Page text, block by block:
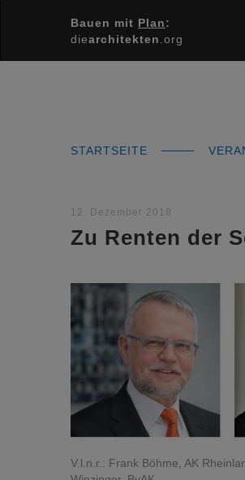
Bauen mit Plan:
diearchitekten .org
STARTSEITE
12. Dezember 2018
Zu Renten der
V.l.n.r.: Frank Böhme, AK